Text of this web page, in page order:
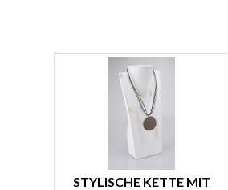
STYLISCHE KETTE MIT